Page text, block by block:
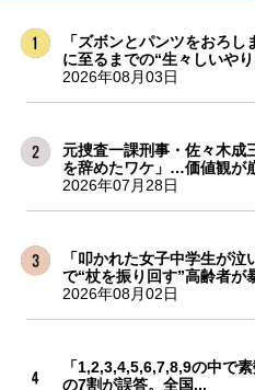
「ズボンとパンツをおろ
に至るまでの“生々しいや
2026年08月03日
元捜査一課刑事・佐々木成
を辞めたワケ」…価値観が
2026年07月28日
「叩かれた女子中学生が
で“杖を振り回す”高齢者が
2026年08月02日
「1,2,3,4,5,6,7,8,9の中で
の7割が誤答。全国...